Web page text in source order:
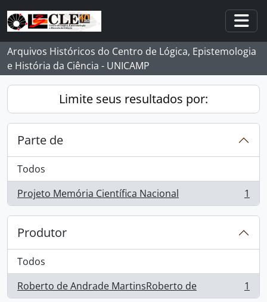
Skip to main content
Arquivos Históricos do Centro de Lógica, Epistemologia
e História da Ciência - UNICAMP
Limite seus resultados por:
Parte de
Todos
Projeto Memória Científica Nacional
, 1 resultados 1
Produtor
Todos
Roberto de Andrade MartinsRoberto de
, 1 resultados 1